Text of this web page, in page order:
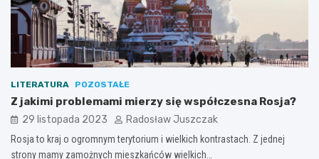
LITERATURA POZOSTAŁE
Z jakimi problemami mierzy się współczesna Rosja?
29 listopada 2023 Radosław Juszczak
Rosja to kraj o ogromnym terytorium i wielkich kontrastach. Z jednej
strony mamy zamożnych mieszkańców wielkich…